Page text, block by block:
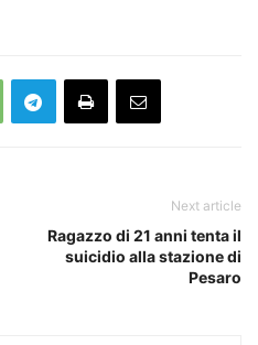
Next article
Ragazzo di 21 anni tenta il
suicidio alla stazione di
Pesaro